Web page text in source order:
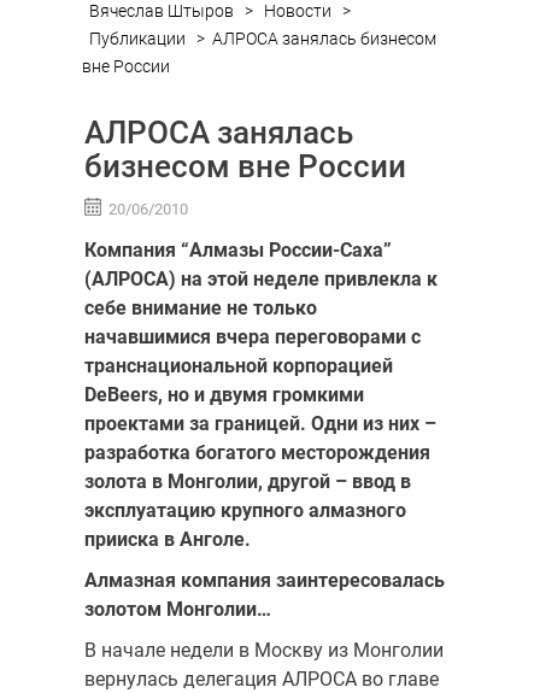
Вячеслав Штыров > Новости
>
Публикации
> АЛРОСА занялась бизнесом
вне России
АЛРОСА занялась
бизнесом вне России
20/06/2010
Компания “Алмазы России-Саха”
(АЛРОСА) на этой неделе привлекла к
себе внимание не только
начавшимися вчера переговорами с
транснациональной корпорацией
DeBeers, но и двумя громкими
проектами за границей. Одни из них –
разработка богатого месторождения
золота в Монголии, другой – ввод в
эксплуатацию крупного алмазного
прииска в Анголе.
Алмазная компания заинтересовалась
золотом Монголии…
В начале недели в Москву из Монголии
вернулась делегация АЛРОСА во главе